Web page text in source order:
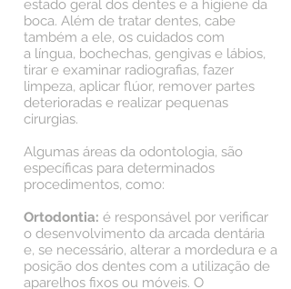
estado geral dos dentes e a higiene da
boca. Além de tratar dentes, cabe
também a ele, os cuidados com
a língua, bochechas, gengivas e lábios,
tirar e examinar radiografias, fazer
limpeza, aplicar flúor, remover partes
deterioradas e realizar pequenas
cirurgias.
Algumas áreas da odontologia, são
específicas para determinados
procedimentos, como:
Ortodontia: é responsável por verificar
o desenvolvimento da arcada dentária
e, se necessário, alterar a mordedura e a
posição dos dentes com a utilização de
aparelhos fixos ou móveis. O